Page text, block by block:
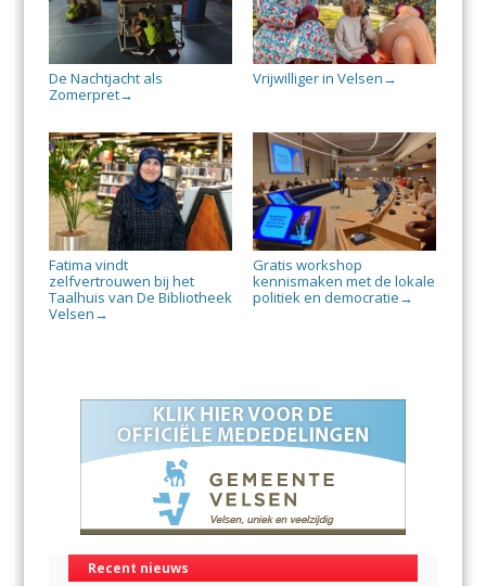
De Nachtjacht als
Zomerpret→
Vrijwilliger in Velsen →
Fatima vindt
zelfvertrouwen bij het
Taalhuis van De Bibliotheek
Velsen →
Gratis workshop
kennismaken met de lokale
politiek en democratie →
Recent nieuws